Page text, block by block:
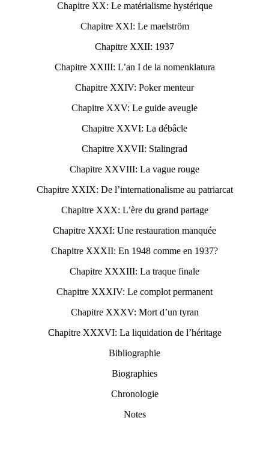
Chapitre XX: Le matérialisme hystérique
Chapitre XXI: Le maelström
Chapitre XXII: 1937
Chapitre XXIII: L’an I de la nomenklatura
Chapitre XXIV: Poker menteur
Chapitre XXV: Le guide aveugle
Chapitre XXVI: La débâcle
Chapitre XXVII: Stalingrad
Chapitre XXVIII: La vague rouge
Chapitre XXIX: De l’internationalisme au patriarcat
Chapitre XXX: L’ère du grand partage
Chapitre XXXI: Une restauration manquée
Chapitre XXXII: En 1948 comme en 1937?
Chapitre XXXIII: La traque finale
Chapitre XXXIV: Le complot permanent
Chapitre XXXV: Mort d’un tyran
Chapitre XXXVI: La liquidation de l’héritage
Bibliographie
Biographies
Chronologie
Notes